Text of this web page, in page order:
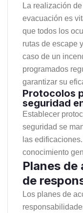
La realización
evacuación es
que todos los
rutas de escape
caso de un
programados
garantizar su
Protocolos
seguridad
Establecer
seguridad se
las
conocimiento
Planes
de
Los planes de